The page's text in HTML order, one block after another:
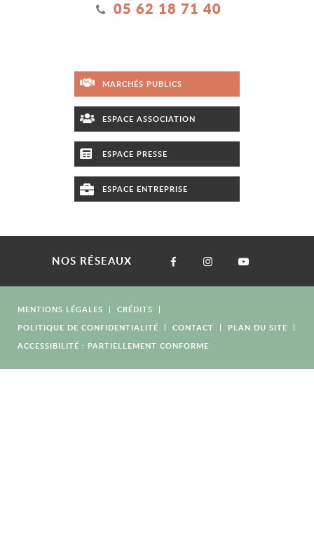
05 62 18 71 40
MARCHÉS PUBLICS
ESPACE ASSOCIATION
ESPACE PRESSE
ESPACE ENTREPRISE
NOS RÉSEAUX
MENTIONS LÉGALES
CRÉDITS
POLITIQUE DE CONFIDENTIALITÉ
CONTACT
PLAN DU SITE
ACCESSIBILITÉ : PARTIELLEMENT CONFORME